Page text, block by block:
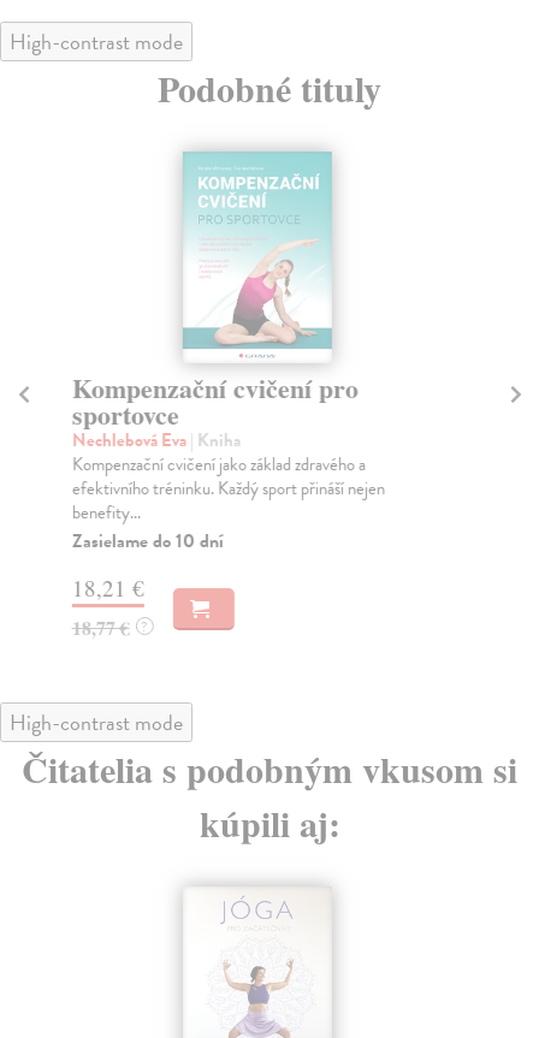
High-contrast mode
Podobné tituly
Kompenzační cvičení pro
sportovce
Nechlebová Eva| Kniha
Kompenzační cvičení jako základ zdravého a
efektivního tréninku. Každý sport přináší nejen
benefity...
Zasielame do 10 dní
18,21 €
18,77 € ?
High-contrast mode
Čitatelia s podobným vkusom si
kúpili aj: